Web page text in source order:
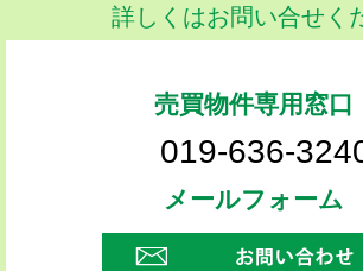
詳しくはお問い合せく
売買物件専用窓口
019-636-
メールフォーム